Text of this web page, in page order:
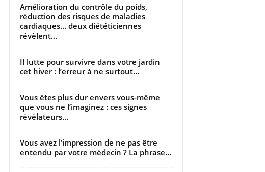
Amélioration du contrôle du poids,
réduction des risques de maladies
cardiaques… deux diététiciennes
révèlent...
Il lutte pour survivre dans votre jardin
cet hiver : l’erreur à ne surtout...
Vous êtes plus dur envers vous-même
que vous ne l’imaginez : ces signes
révélateurs...
Vous avez l’impression de ne pas être
entendu par votre médecin ? La phrase...